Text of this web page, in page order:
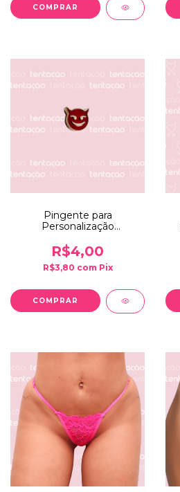
Pingente para
Personalização
R$4,00
R$3,80 com Pix